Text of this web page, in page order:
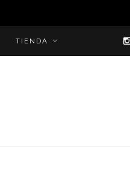
TIENDA